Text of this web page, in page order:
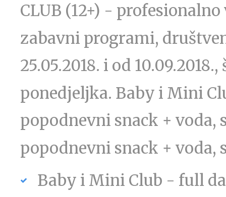
CLUB (12+) -
zabavni programi,
25.05.2018. i od
ponedjeljka. Baby i Mini
popodnevni snack + voda,
popodnevni snack + voda,
Baby i Mini Club - full